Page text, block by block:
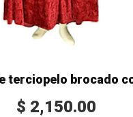
terciopelo brocado
$ 2,150.00